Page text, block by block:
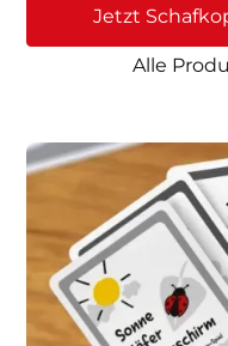
Jetzt
Alle